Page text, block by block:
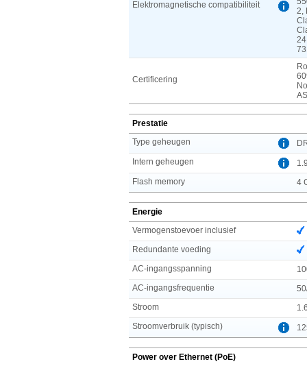
Elektromagnetische compatibiliteit
2,
Certificering
Prestatie
Type geheugen
Intern geheugen
Flash memory
4
Energie
Vermogenstoevoer inclusief
Redundante voeding
AC-ingangsspanning
AC-ingangsfrequentie
Stroom
Stroomverbruik (typisch)
Power over Ethernet (PoE)